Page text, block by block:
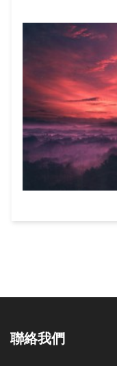
聯絡我們